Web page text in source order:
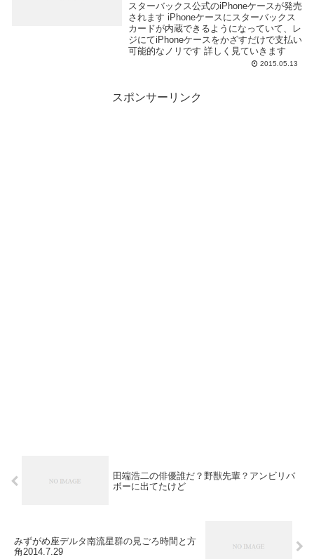
スターバックス公式のiPhoneケースが発売
されます iPhoneケースにスターバックス
カードが内蔵できるようになっていて、レ
ジにてiPhoneケースをかざすだけで支払い
可能的なノリです 詳しく見ていきます
2015.05.13
スポンサーリンク
田端浩二の俳優誰だ？野獣先輩？アンビリバ
ボーに出てたけど
みずがめ座デルタ南流星群の見ごろ時間と方
角2014.7.29